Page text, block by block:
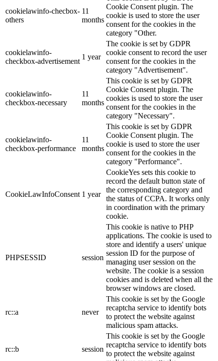
cookielawinfo-checbox-
others
11
months
Cookie Consent plugin. The
cookie is used to store the user
consent for the cookies in the
category "Other.
cookielawinfo-
checkbox-advertisement
1 year
The cookie is set by GDPR
cookie consent to record the user
consent for the cookies in the
category "Advertisement".
cookielawinfo-
checkbox-necessary
11
months
This cookie is set by GDPR
Cookie Consent plugin. The
cookies is used to store the user
consent for the cookies in the
category "Necessary".
cookielawinfo-
checkbox-performance
11
months
This cookie is set by GDPR
Cookie Consent plugin. The
cookie is used to store the user
consent for the cookies in the
category "Performance".
CookieLawInfoConsent 1 year
CookieYes sets this cookie to
record the default button state of
the corresponding category and
the status of CCPA. It works only
in coordination with the primary
cookie.
PHPSESSID session
This cookie is native to PHP
applications. The cookie is used to
store and identify a users' unique
session ID for the purpose of
managing user session on the
website. The cookie is a session
cookies and is deleted when all the
browser windows are closed.
rc::a never
This cookie is set by the Google
recaptcha service to identify bots
to protect the website against
malicious spam attacks.
rc::b session
This cookie is set by the Google
recaptcha service to identify bots
to protect the website against